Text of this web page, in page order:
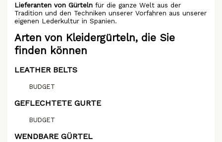
Lieferanten von Gürteln für die ganze Welt aus der
Tradition und den Techniken unserer Vorfahren aus unserer
eigenen Lederkultur in Spanien.
Arten von Kleidergürteln, die Sie
finden können
LEATHER BELTS
BUDGET
GEFLECHTETE GURTE
BUDGET
WENDBARE GÜRTEL